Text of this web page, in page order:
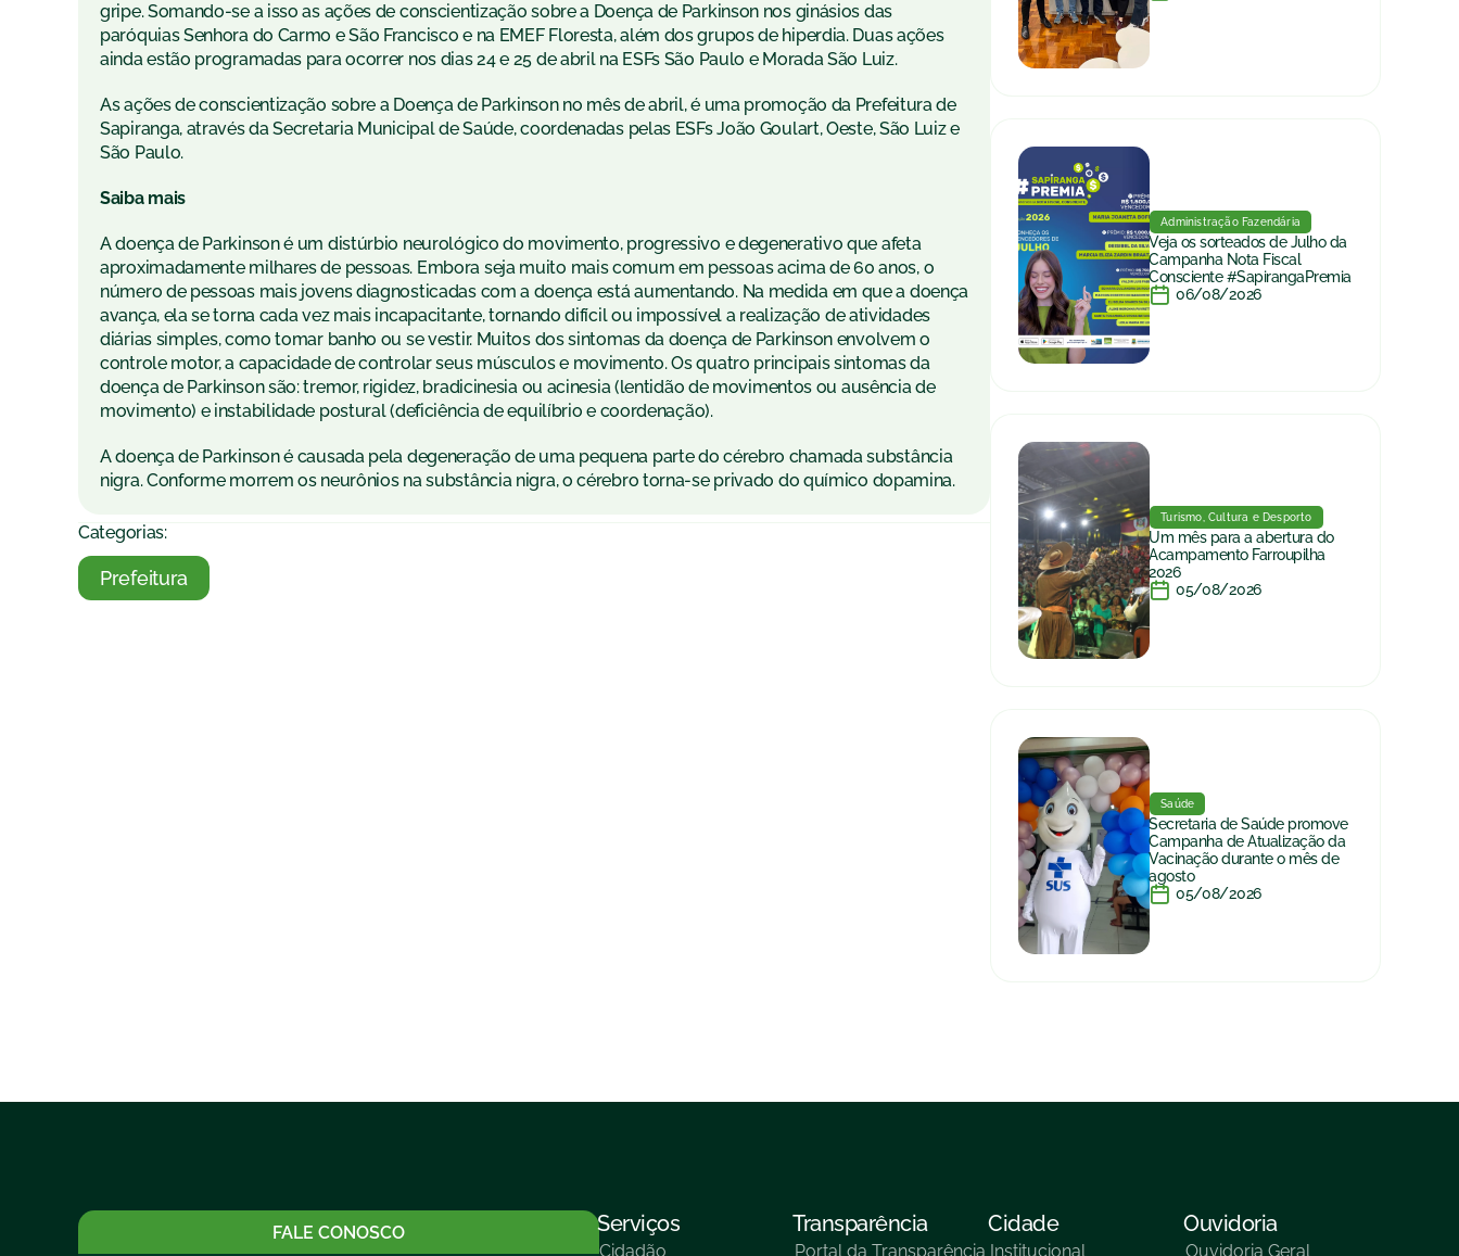
gripe. Somando-se a isso as ações de conscientização sobre a Doença de Parkinson nos ginásios das
paróquias Senhora do Carmo e São Francisco e na EMEF Floresta, além dos grupos de hiperdia. Duas ações
ainda estão programadas para ocorrer nos dias 24 e 25 de abril na ESFs São Paulo e Morada São Luiz.
As ações de conscientização sobre a Doença de Parkinson no mês de abril, é uma promoção da Prefeitura de
Sapiranga, através da Secretaria Municipal de Saúde, coordenadas pelas ESFs João Goulart, Oeste, São Luiz e
São Paulo.
Saiba mais
A doença de Parkinson é um distúrbio neurológico do movimento, progressivo e degenerativo que afeta
aproximadamente milhares de pessoas. Embora seja muito mais comum em pessoas acima de 60 anos, o
número de pessoas mais jovens diagnosticadas com a doença está aumentando. Na medida em que a doença
avança, ela se torna cada vez mais incapacitante, tornando difícil ou impossível a realização de atividades
diárias simples, como tomar banho ou se vestir. Muitos dos sintomas da doença de Parkinson envolvem o
controle motor, a capacidade de controlar seus músculos e movimento. Os quatro principais sintomas da
doença de Parkinson são: tremor, rigidez, bradicinesia ou acinesia (lentidão de movimentos ou ausência de
movimento) e instabilidade postural (deficiência de equilíbrio e coordenação).
A doença de Parkinson é causada pela degeneração de uma pequena parte do cérebro chamada substância
nigra. Conforme morrem os neurônios na substância nigra, o cérebro torna-se privado do químico dopamina.
Categorias:
Prefeitura
Administração Fazendária
Veja os sorteados de Julho da
Campanha Nota Fiscal
Consciente #SapirangaPremia
06/08/2026
Turismo, Cultura e Desporto
Um mês para a abertura do
Acampamento Farroupilha
2026
05/08/2026
Saúde
Secretaria de Saúde promove
Campanha de Atualização da
Vacinação durante o mês de
agosto
05/08/2026
FALE CONOSCO Serviços
Cidadão
Transparência
Portal da Transparência
Cidade
Institucional
Ouvidoria
Ouvidoria Geral